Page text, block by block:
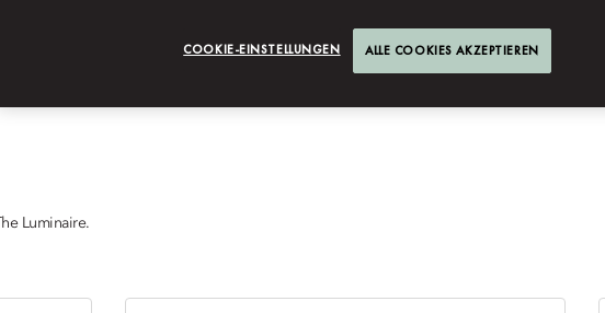
300-YEAR-OLD
Luminaire.
COOKIE-EINSTELLUNGEN ALLE COOKIES AKZEPTIEREN